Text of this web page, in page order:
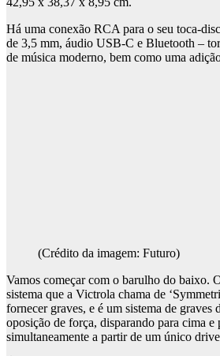
Há uma conexão RCA para o seu toca-
de 3,5 mm, áudio USB-C e Bluetooth –
de música moderno, bem como uma
(Crédito da imagem: Futuro)
Vamos começar com o barulho do baixo.
sistema que a Victrola chama de
fornecer graves, e é um sistema de graves
oposição de força, disparando para cima e
simultaneamente a partir de um único